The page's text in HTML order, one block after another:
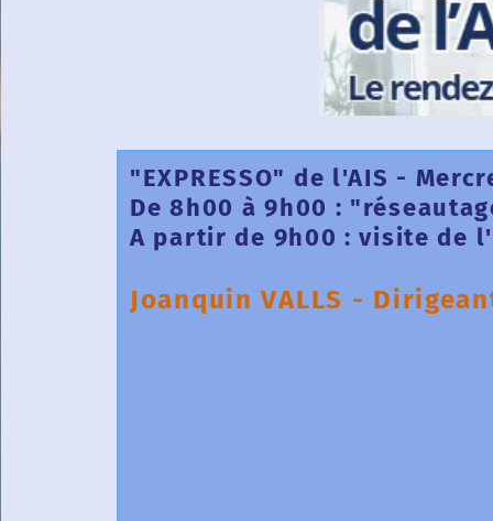
"EXPRESSO" de l'AIS -
De 8h00 à 9h00 :
A partir de 9h00 : visite de
Joanquin VALLS -